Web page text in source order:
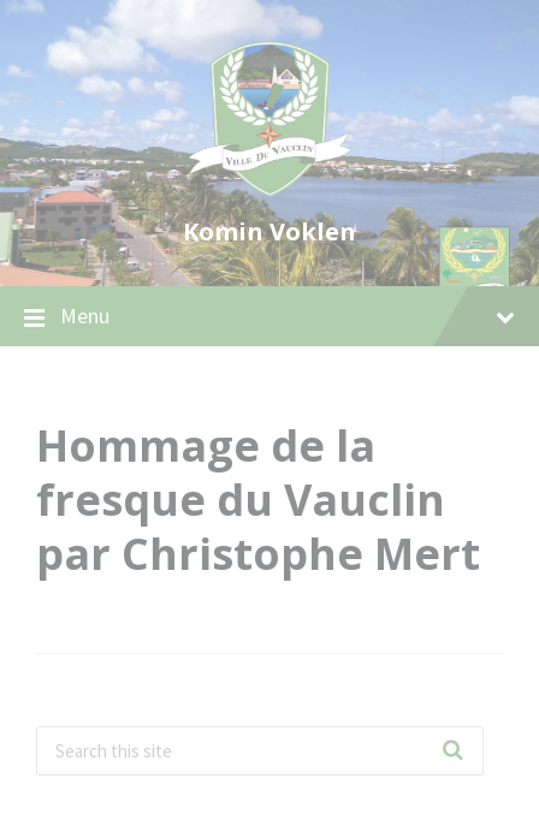
Skip
content
Skip
navigation
Skip
footer
Komin Voklen
Menu
Hommage de la
fresque du Vauclin
par Christophe Mert